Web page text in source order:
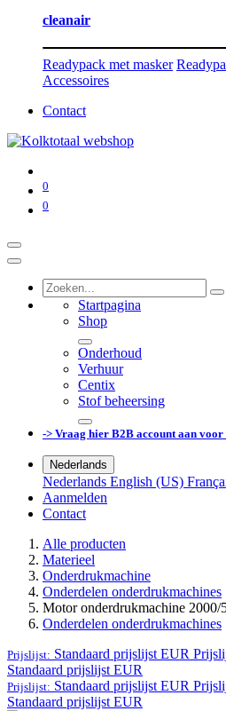
cleanair
Readypack met masker
Accessoires
Contact
0
0
Startpagina
Shop
Onderhoud
Verhuur
Centix
Stof beheersing
-> Vraag hier B2B account aan voor
Nederlands
Nederlands English (US)
Aanmelden
Contact
Alle producten
Materieel
Onderdrukmachine
Onderdelen onderdrukmachines
Motor onderdrukmachine 2000/
Onderdelen onderdrukmachines
Prijslijst: Standaard prijslijst EUR
Standaard prijslijst EUR
Prijslijst: Standaard prijslijst EUR
Standaard prijslijst EUR